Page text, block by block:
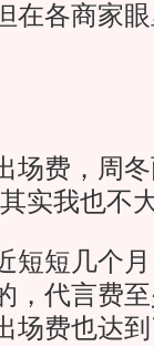
在各商家
费，周冬
实我也不
短几个月
，代言费
场费也达